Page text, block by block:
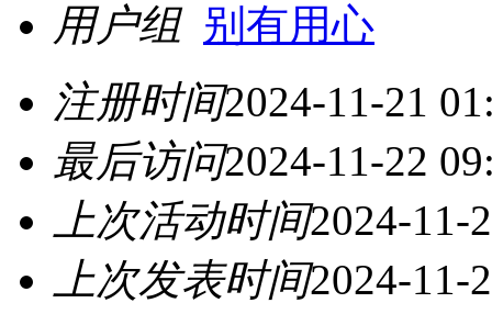
用户组 别有用心
注册时间2024-11-21
最后访问2024-11-22
上次活动时间2024-11-
上次发表时间2024-11-